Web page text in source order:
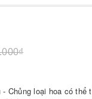
Chủng loại hoa có thể